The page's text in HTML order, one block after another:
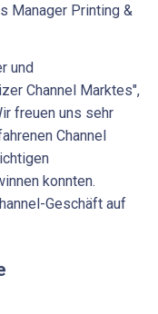
Manager Printing &
und
Channel Marktes",
freuen uns sehr
Channel
konnten.
Geschäft auf